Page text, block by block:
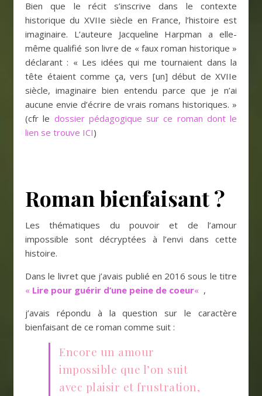
Bien que le récit s’inscrive dans le contexte
historique du XVIIe siècle en France, l’histoire est
imaginaire. L’auteure Jacqueline Harpman a elle-
même qualifié son livre de « faux roman historique »
déclarant : « Les idées qui me tournaient dans la
tête étaient comme ça, vers [un] début de XVIIe
siècle, imaginaire bien entendu parce que je n’ai
aucune envie d’écrire de vrais romans historiques. »
(cfr le dossier pédagogique sur ce roman dont le
lien se trouve ICI)
Roman bienfaisant ?
Les thématiques du pouvoir et de l’amour
impossible sont décryptées à l’envi dans cette
histoire.
Dans le livret que j’avais publié en 2016 sous le titre
« Lire pour guérir d’une peine de coeur« ,
j’avais répondu à la question sur le caractère
bienfaisant de ce roman comme suit :
Encore un amour
impossible que l’on suit
avec plaisir et frustration,